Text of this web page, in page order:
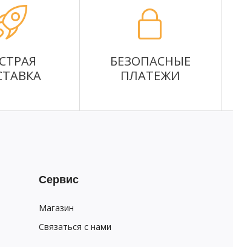
БЕЗОПАСНЫЕ
ПЛАТЕЖИ
Сервис
Магазин
Связаться с нами